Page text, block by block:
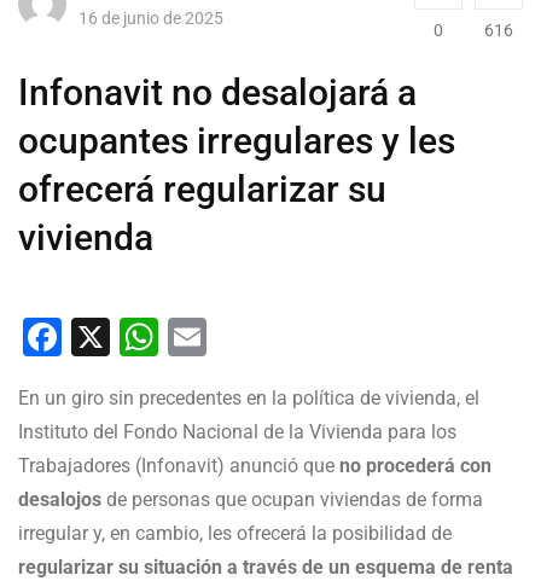
16 de junio de 2025
0 616
Infonavit no desalojará a
ocupantes irregulares y les
ofrecerá regularizar su
vivienda
Facebook
X WhatsApp
En un giro sin precedentes en la política de vivienda, el
Instituto del Fondo Nacional de la Vivienda para los
Trabajadores (Infonavit) anunció que no procederá con
desalojos de personas que ocupan viviendas de forma
irregular y, en cambio, les ofrecerá la posibilidad de
regularizar su situación a través de un esquema de renta